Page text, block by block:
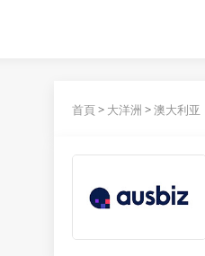
首頁> 大洋洲 >澳大利亚